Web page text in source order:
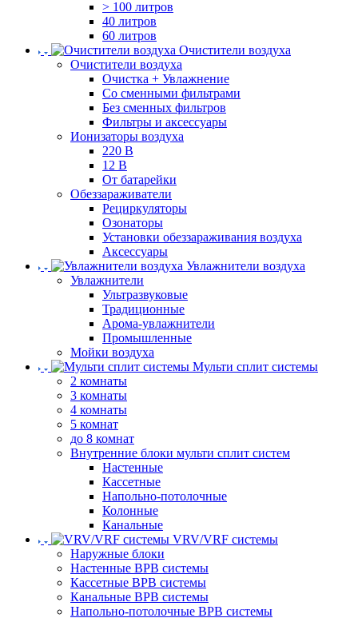
> 100 литров
40 литров
60 литров
Очистители воздуха
Очистители воздуха
Очистка + Увлажнение
Cо сменными фильтрами
Без сменных фильтров
Фильтры и аксессуары
Ионизаторы воздуха
220 В
12 В
От батарейки
Обеззараживатели
Рециркуляторы
Озонаторы
Установки обеззараживания воздуха
Аксессуары
Увлажнители воздуха
Увлажнители
Ультразвуковые
Традиционные
Арома-увлажнители
Промышленные
Мойки воздуха
Мульти сплит системы
2 комнаты
3 комнаты
4 комнаты
5 комнат
до 8 комнат
Внутренние блоки мульти сплит систем
Настенные
Кассетные
Напольно-потолочные
Колонные
Канальные
VRV/VRF системы
Наружные блоки
Настенные ВРВ системы
Кассетные ВРВ системы
Канальные ВРВ системы
Напольно-потолочные ВРВ системы